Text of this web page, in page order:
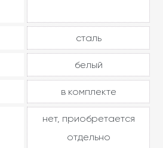
сталь
белый
в комплекте
нет, приобретается
отдельно